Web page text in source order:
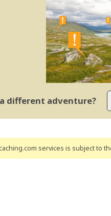
different adventure?
services is subject to